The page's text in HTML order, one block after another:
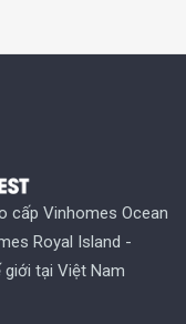
cấp Vinhomes Ocean
Royal Island -
tại Việt Nam